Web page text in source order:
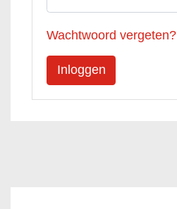
Wachtwoord vergeten?